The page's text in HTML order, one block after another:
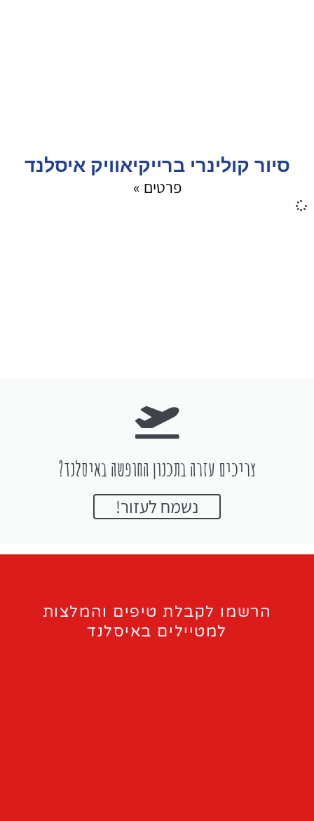
סיור קולינרי ברייקיאוויק איסלנד
פרטים »
צריכים עזרה בתכנון החופשה באיסלנד?
נשמח לעזור!
הרשמו לקבלת טיפים והמלצות
למטיילים באיסלנד